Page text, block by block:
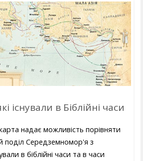
існували в Біблійні часи
надає можливість порівняти
поділ Середземномор'я з
в біблійні часи та в часи